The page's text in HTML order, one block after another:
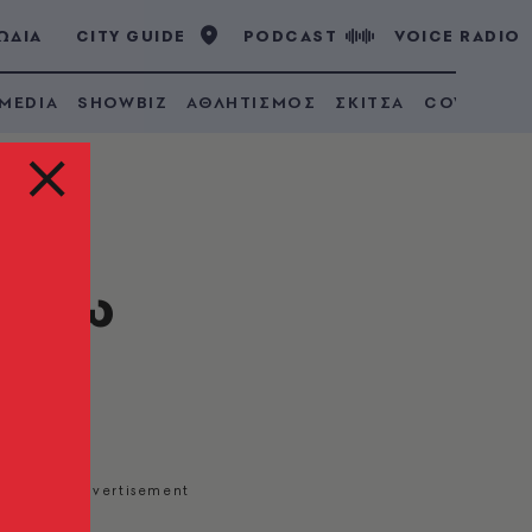
CITY GUIDE PODCAST VOICE RADIO
SHOWBIZ ΑΘΛΗΤΙΣΜΟΣ ΣΚΙΤΣΑ COVID 19